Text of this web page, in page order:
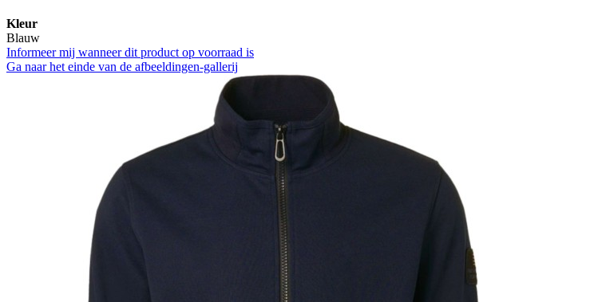
Kleur
Blauw
Informeer mij wanneer dit product op voorraad is
Ga naar het einde van de afbeeldingen-gallerij